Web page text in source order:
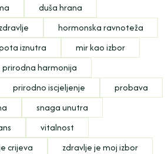
duša hrana
hormonska ravnoteža
iznutra
mir kao izbor
prirodna harmonija
prirodno iscjeljenje
probava
snaga unutra
vitalnost
crijeva
zdravlje je moj izbor